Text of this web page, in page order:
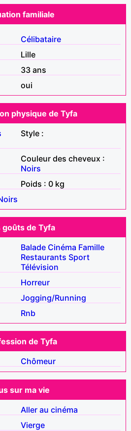
familiale
Célibataire
Lille
33 ans
oui
physique de Tyfa
Style :
Couleur des cheveux :
Noirs
Poids : 0 kg
goûts de Tyfa
Balade Cinéma Famille
Restaurants Sport
Télévision
Horreur
Jogging/Running
Rnb
de Tyfa
Chômeur
sur ma vie
Aller au cinéma
Vierge